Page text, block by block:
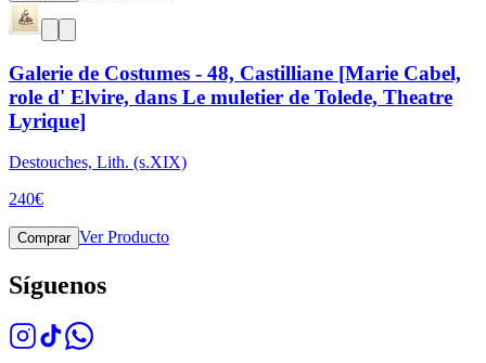
Galerie de Costumes - 48, Castilliane [Marie Cabel,
role d' Elvire, dans Le muletier de Tolede, Theatre
Lyrique]
Destouches, Lith. (s.XIX)
240€
Comprar Ver Producto
Síguenos